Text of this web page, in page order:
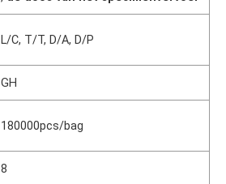
L/C, T/T, D/A, D/P
GH
180000pcs/bag
8